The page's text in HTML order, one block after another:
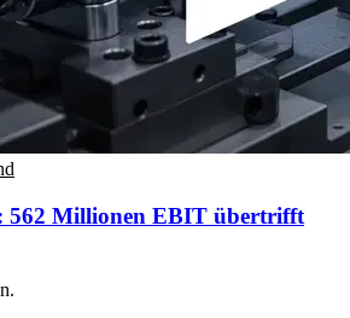
562 Millionen EBIT übertrifft